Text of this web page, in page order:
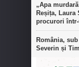
„Apa
Reșița, Laura
procurori
România,
Severin și